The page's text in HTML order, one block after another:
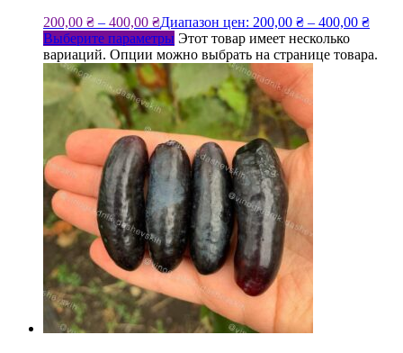
200,00 ₴ – 400,00 ₴Диапазон цен: 200,00 ₴ – 400,00 ₴
Выберите параметры Этот товар имеет несколько
вариаций. Опции можно выбрать на странице товара.